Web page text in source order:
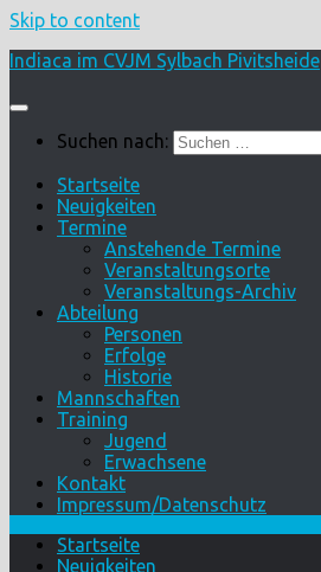
Skip to content
Indiaca im CVJM Sylbach Pivitsheide
Suchen nach:
Startseite
Neuigkeiten
Termine
Anstehende Termine
Veranstaltungsorte
Veranstaltungs-Archiv
Abteilung
Personen
Erfolge
Historie
Mannschaften
Training
Jugend
Erwachsene
Kontakt
Impressum/Datenschutz
Startseite
Neuigkeiten